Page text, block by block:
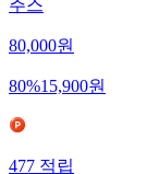
주스
80,000원
80%15,900원